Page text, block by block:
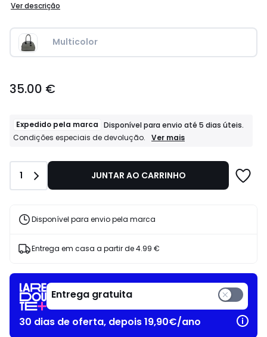
Ver descrição
Multicolor
€.
35.00 €
Expedido pela marca Disponível para envio até 5 dias úteis.
Condições especiais de devolução.
Expedido
para
envio
dias
especiais
Ver mais
Quantidade
1 JUNTAR AO CARRINHO
Disponível para envio pela marca
Entrega em casa a partir de4.99 €
Entrega gratuita
30 dias de oferta, depois 19,90€/ano